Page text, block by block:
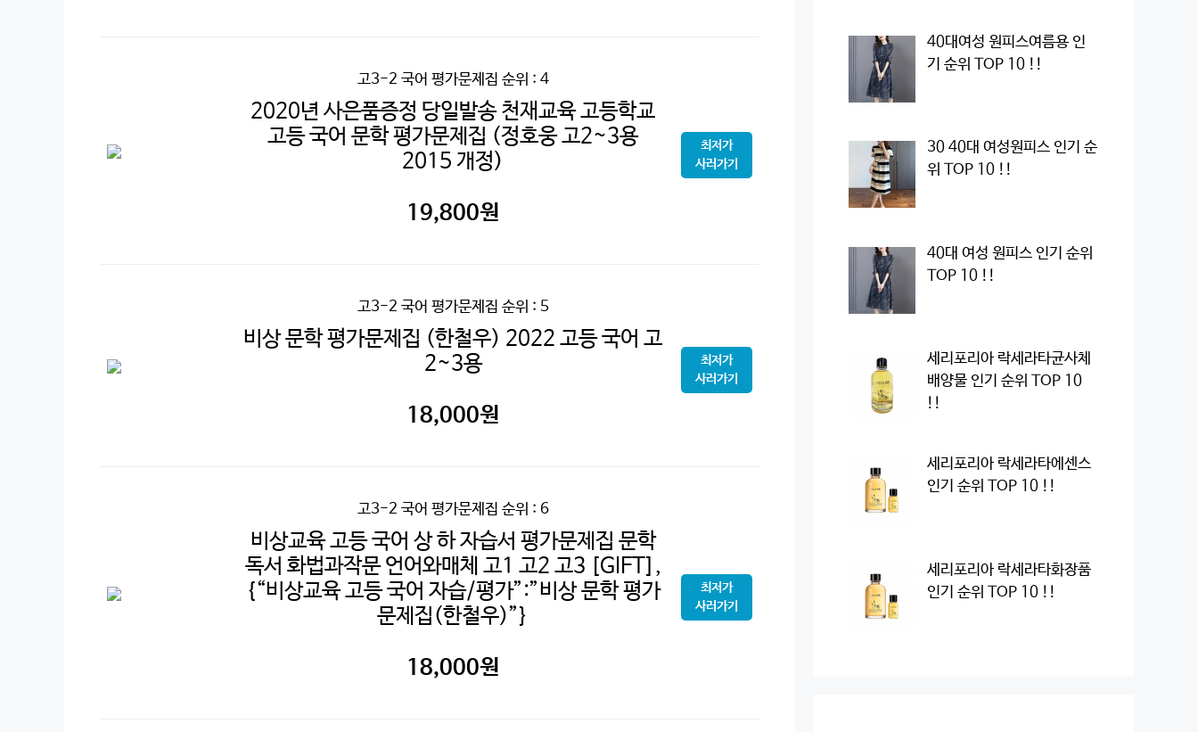
고3-2 국어 평가문제집 순위 : 4
2020년 사은품증정 당일발송 천재교육 고등학교
고등 국어 문학 평가문제집 (정호웅 고2~3용
2015 개정)
19,800원
최저가
사러가기
고3-2 국어 평가문제집 순위 : 5
비상 문학 평가문제집 (한철우) 2022 고등 국어 고
2~3용
18,000원
최저가
사러가기
고3-2 국어 평가문제집 순위 : 6
비상교육 고등 국어 상 하 자습서 평가문제집 문학
독서 화법과작문 언어와매체 고1 고2 고3 [GIFT],
{“비상교육 고등 국어 자습/평가”:”비상 문학 평가
문제집(한철우)”}
18,000원
최저가
사러가기
40대여성 원피스여름용 인
기 순위 TOP 10 !!
30 40대 여성원피스 인기 순
위 TOP 10 !!
40대 여성 원피스 인기 순위
TOP 10 !!
세리포리아 락세라타균사체
배양물 인기 순위 TOP 10
!!
세리포리아 락세라타에센스
인기 순위 TOP 10 !!
세리포리아 락세라타화장품
인기 순위 TOP 10 !!